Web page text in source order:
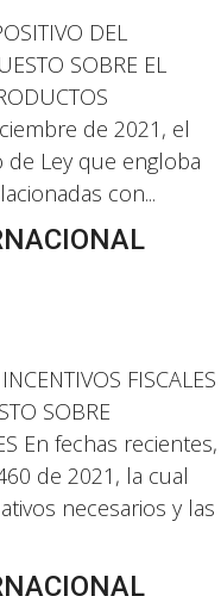
DEL
SOBRE EL
de 2021, el
Ley que engloba
con...
FISCALES
SOBRE
En fechas recientes,
de 2021, la cual
necesarios y las